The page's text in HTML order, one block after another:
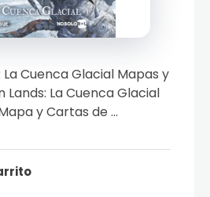
La Cuenca Glacial Mapas y
La Cuenca Glacial
y Cartas de ...